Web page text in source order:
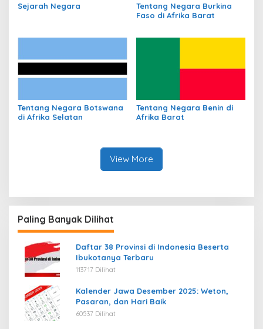
Sejarah Negara
Tentang Negara Burkina
Faso di Afrika Barat
Tentang Negara Botswana
di Afrika Selatan
Tentang Negara Benin di
Afrika Barat
View More
Paling Banyak Dilihat
Daftar 38 Provinsi di Indonesia Beserta
Ibukotanya Terbaru
113717 Dilihat
Kalender Jawa Desember 2025: Weton,
Pasaran, dan Hari Baik
60537 Dilihat